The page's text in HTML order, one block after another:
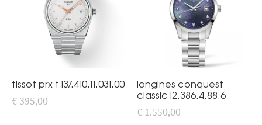
tissot prx t137.410.11.031.00
€ 395,00
longines conquest
classic l2.386.4.88.6
€ 1.550,00